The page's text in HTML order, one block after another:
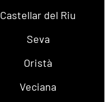
Castellar del Riu
Seva
Oristà
Veciana